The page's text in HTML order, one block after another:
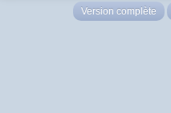
Version complète